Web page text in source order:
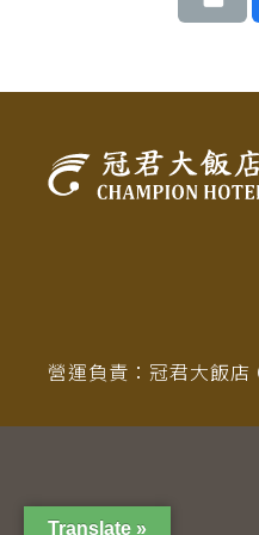
營運負責：冠君大飯
Translate »